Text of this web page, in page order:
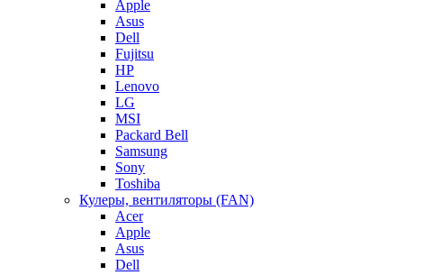
Apple
Asus
Dell
Fujitsu
HP
Lenovo
LG
MSI
Packard Bell
Samsung
Sony
Toshiba
Кулеры, вентиляторы (FAN)
Acer
Apple
Asus
Dell